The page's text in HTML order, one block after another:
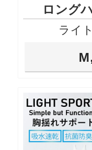
ロング
ライ